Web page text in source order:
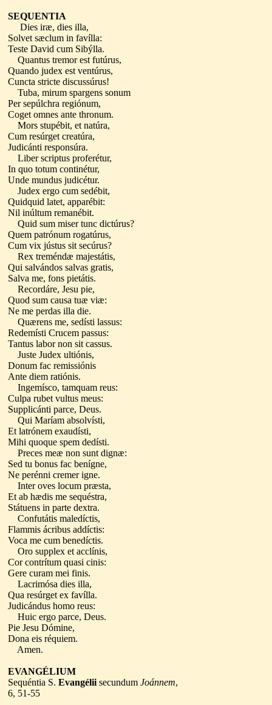
SEQUENTIA
Dies iræ, dies illa,
Solvet sæclum in favílla:
Teste David cum Sibýlla.
Quantus tremor est futúrus,
Quando judex est ventúrus,
Cuncta stricte discussúrus!
Tuba, mirum spargens sonum
Per sepúlchra regiónum,
Coget omnes ante thronum.
Mors stupébit, et natúra,
Cum resúrget creatúra,
Judicánti responsúra.
Liber scriptus proferétur,
In quo totum continétur,
Unde mundus judicétur.
Judex ergo cum sedébit,
Quidquid latet, apparébit:
Nil inúltum remanébit.
Quid sum miser tunc dictúrus?
Quem patrónum rogatúrus,
Cum vix jústus sit secúrus?
Rex treméndæ majestátis,
Qui salvándos salvas gratis,
Salva me, fons pietátis.
Recordáre, Jesu pie,
Quod sum causa tuæ viæ:
Ne me perdas illa die.
Quærens me, sedísti lassus:
Redemísti Crucem passus:
Tantus labor non sit cassus.
Juste Judex ultiónis,
Donum fac remissiónis
Ante diem ratiónis.
Ingemísco, tamquam reus:
Culpa rubet vultus meus:
Supplicánti parce, Deus.
Qui Maríam absolvísti,
Et latrónem exaudísti,
Mihi quoque spem dedísti.
Preces meæ non sunt dignæ:
Sed tu bonus fac benígne,
Ne perénni cremer igne.
Inter oves locum præsta,
Et ab hædis me sequéstra,
Státuens in parte dextra.
Confutátis maledíctis,
Flammis ácribus addíctis:
Voca me cum benedíctis.
Oro supplex et acclínis,
Cor contrítum quasi cinis:
Gere curam mei finis.
Lacrimósa dies illa,
Qua resúrget ex favílla.
Judicándus homo reus:
Huic ergo parce, Deus.
Pie Jesu Dómine,
Dona eis réquiem.
Amen.
EVANGÉLIUM
Sequéntia S. Evangélii secundum Joánnem,
6, 51-55